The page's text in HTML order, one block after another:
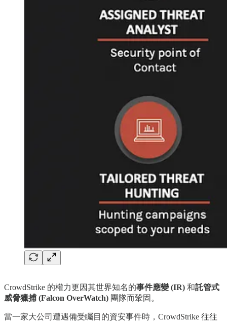
CrowdStrike 的權力更因其世界知名的事件應變 (IR) 和託管式
威脅獵捕 (Falcon OverWatch) 團隊而鞏固。
當一家大公司遭遇備受矚目的資安事件時，CrowdStrike 往往